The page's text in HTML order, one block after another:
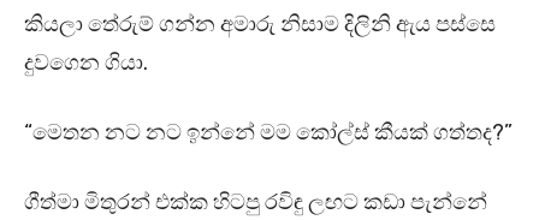
කියලා තේරුම් ගන්න අමාරු නිසාම දිලිනි ඇය පස්සෙ
දුවගෙන ගියා.
“මෙතන නට නට ඉන්නේ මම කෝල්ස් කීයක් ගත්තද?”
ගීත්මා මිතුරන් එක්ක හිටපු රවිඳු ලඟට කඩා පැන්නේ